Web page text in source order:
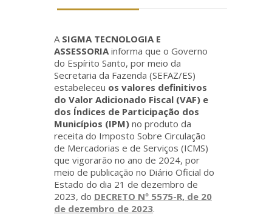
ASIGMA TECNOLOGIA E
ASSESSORIAinforma que o Governo
do Espírito Santo, por meio da
Secretaria da Fazenda (SEFAZ/ES)
estabeleceu os valores definitivos
do Valor Adicionado Fiscal (VAF) e
dos Índices de Participação dos
Municípios (IPM) no produto da
receita do Imposto Sobre Circulação
de Mercadorias e de Serviços (ICMS)
que vigorarão no ano de 2024, por
meio de publicação no Diário Oficial do
Estado do dia 21 de dezembro de
2023, do DECRETO Nº 5575-R, de 20
de dezembro de 2023.